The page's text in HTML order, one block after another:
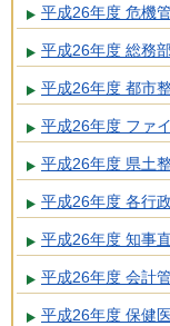
平成26年度 危機
平成26年度 総務
平成26年度 都市
平成26年度 ファ
平成26年度 県土
平成26年度 各行
平成26年度 知事
平成26年度 会計
平成26年度 保健